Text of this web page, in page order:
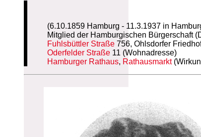
(6.10.1859 Hamburg - 11.3.1937 in
Mitglied der Hamburgischen Bürgerschaft
Fuhlsbüttler Straße 756, Ohlsdorfer
Oderfelder Straße 11 (Wohnadresse)
Hamburger Rathaus, Rathausmarkt